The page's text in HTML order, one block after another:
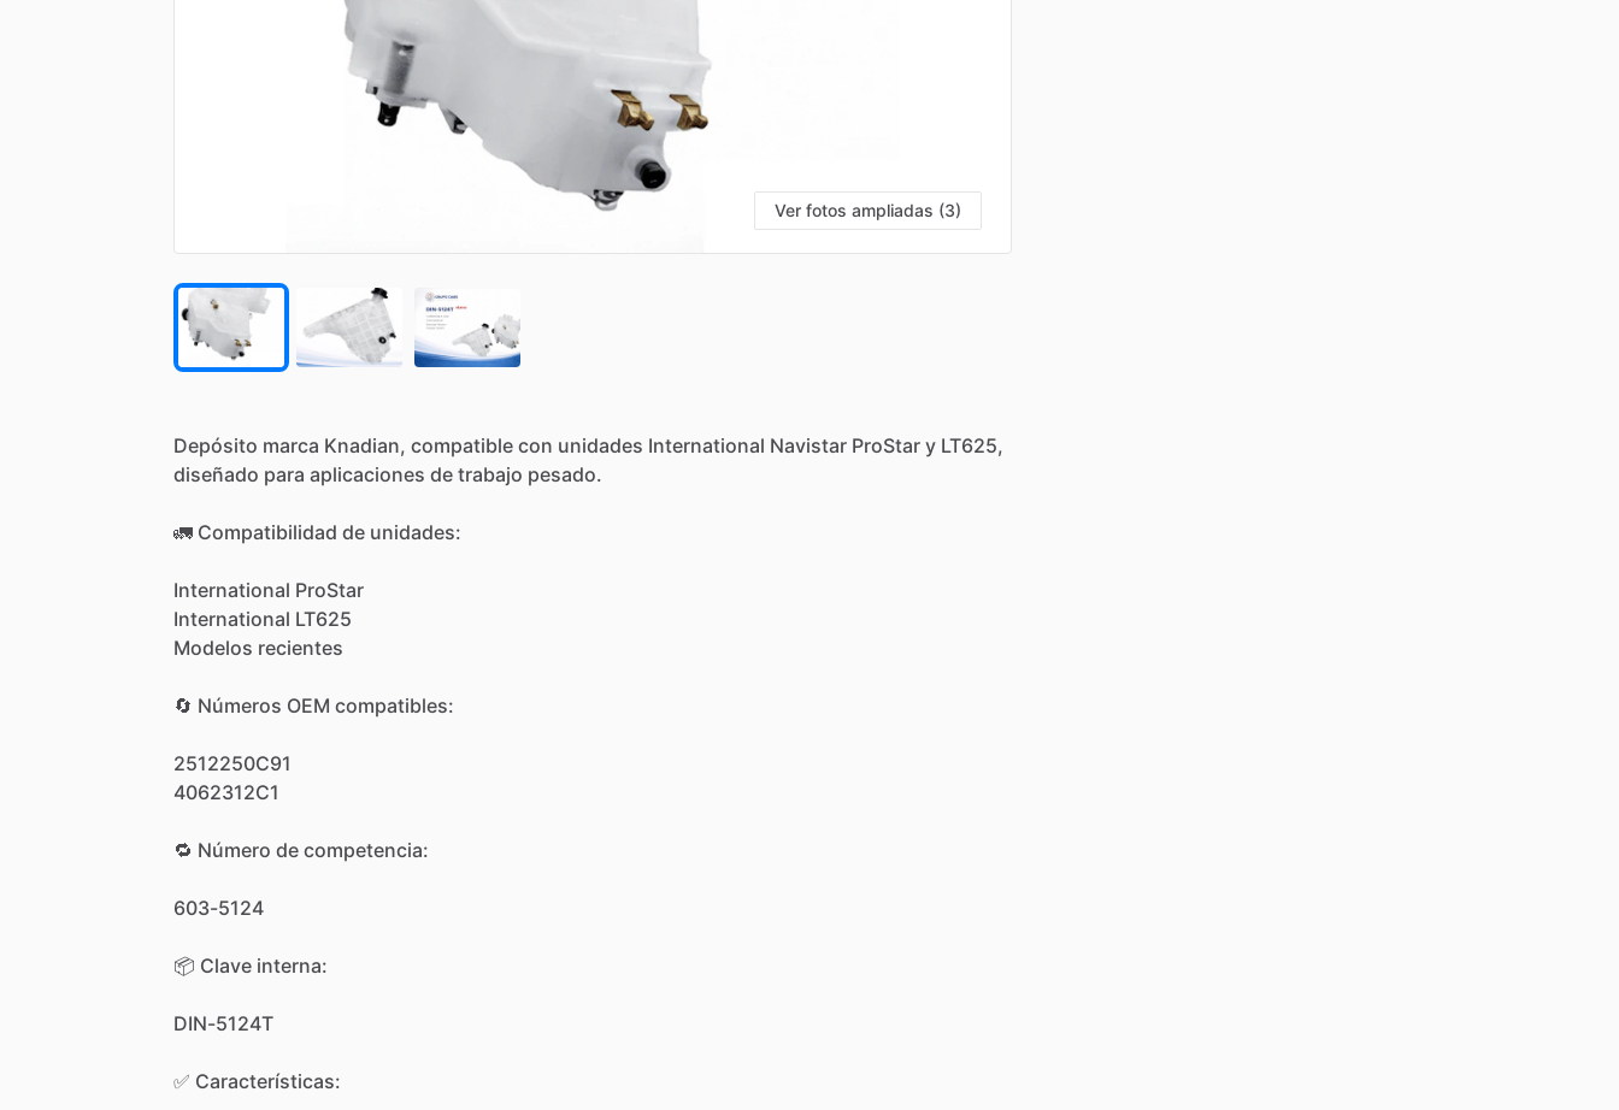
Ver fotos ampliadas (3)
Depósito marca Knadian, compatible con unidades International Navistar ProStar y LT625,
diseñado para aplicaciones de trabajo pesado.
🚛 Compatibilidad de unidades:
International ProStar
International LT625
Modelos recientes
🔄 Números OEM compatibles:
2512250C91
4062312C1
🔁 Número de competencia:
603-5124
📦 Clave interna:
DIN-5124T
✅ Características: